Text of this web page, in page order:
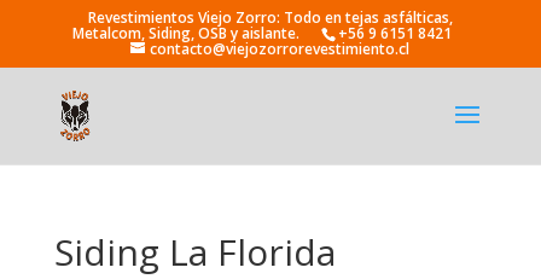
+56 9 6151 8421
contacto@viejozorrorevestimiento.cl
Siding La Florida